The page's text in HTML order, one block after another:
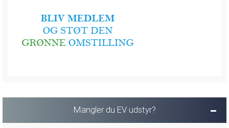
Mangler du EV udstyr?